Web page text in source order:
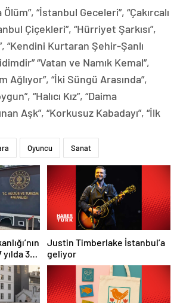
“İstanbul Geceleri”, “Çakırcalı
Çiçekleri”, “Hürriyet Şarkısı”,
“Kendini Kurtaran Şehir-Şanlı
“Vatan ve Namık Kemal”,
Ağlıyor”, “İki Süngü Arasında”,
“Halıcı Kız”, “Daima
Aşk”, “Korkusuz Kabadayı”, “İlk
Oyuncu Sanat
358
Justin Timberlake İstanbul’a
geliyor